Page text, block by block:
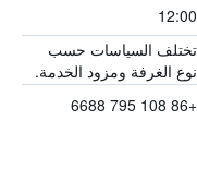
12:00
تختلف السياسات حسب
نوع الغرفة ومزود الخدمة.
+86 108 795 6688